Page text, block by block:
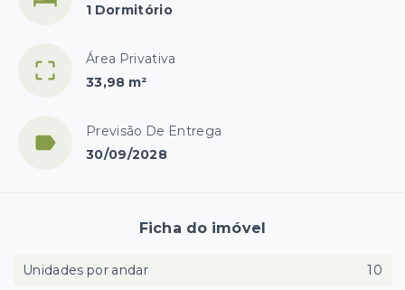
1 Dormitório
Área Privativa
33,98 m²
Previsão De Entrega
30/09/2028
Ficha do imóvel
Unidades por andar
10